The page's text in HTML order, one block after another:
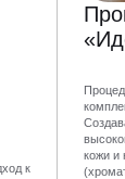
к
кожи и